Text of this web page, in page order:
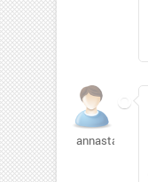
annastarin269